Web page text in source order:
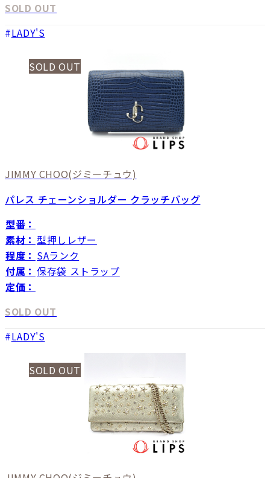
SOLD OUT
LADY'S
SOLD OUT
JIMMY CHOO(ジミーチュウ)
パレス チェーンショルダー クラッチバッグ
型番：
素材： 型押しレザー
程度： SAランク
付属： 保存袋 ストラップ
定価：
SOLD OUT
LADY'S
SOLD OUT